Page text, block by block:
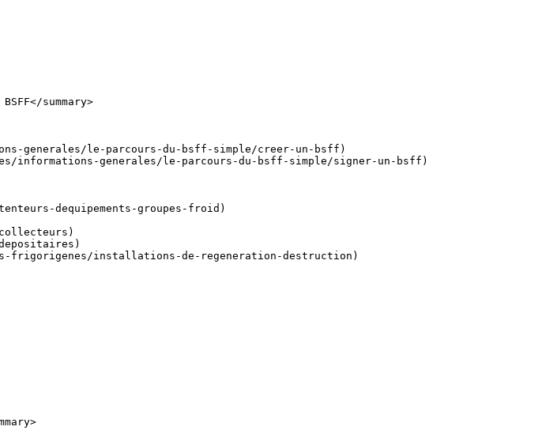
summary>
generales/le-parcours-du-bsff-simple/creer-un-bsff)
generales/le-parcours-du-bsff-simple/signer-un-bsff)
dequipements-groupes-froid)
installations-de-regeneration-destruction)